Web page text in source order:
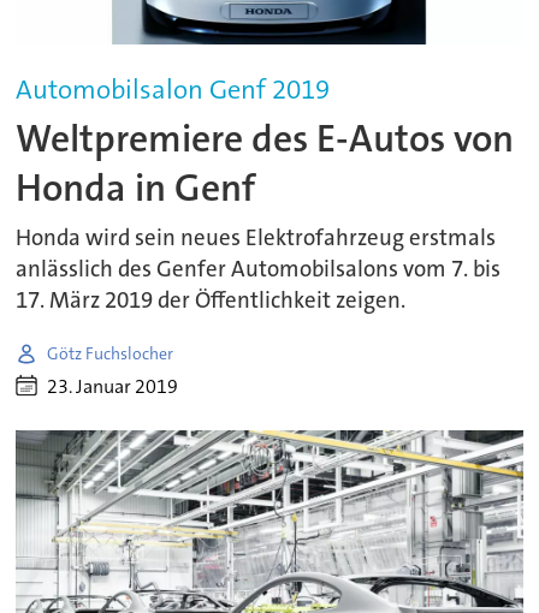
Automobilsalon Genf 2019
Weltpremiere des E-Autos von
Honda in Genf
Honda wird sein neues Elektrofahrzeug erstmals
anlässlich des Genfer Automobilsalons vom 7. bis
17. März 2019 der Öffentlichkeit zeigen.
Götz Fuchslocher
23. Januar 2019